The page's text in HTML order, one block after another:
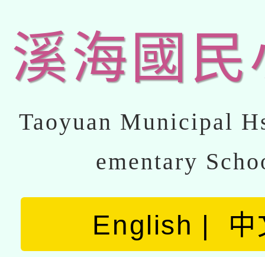
溪海國民
Taoyuan Municipal
ementary
English 中